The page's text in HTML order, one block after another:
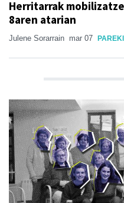
Herritarrak
8aren atarian
Julene Sorarrain mar 07